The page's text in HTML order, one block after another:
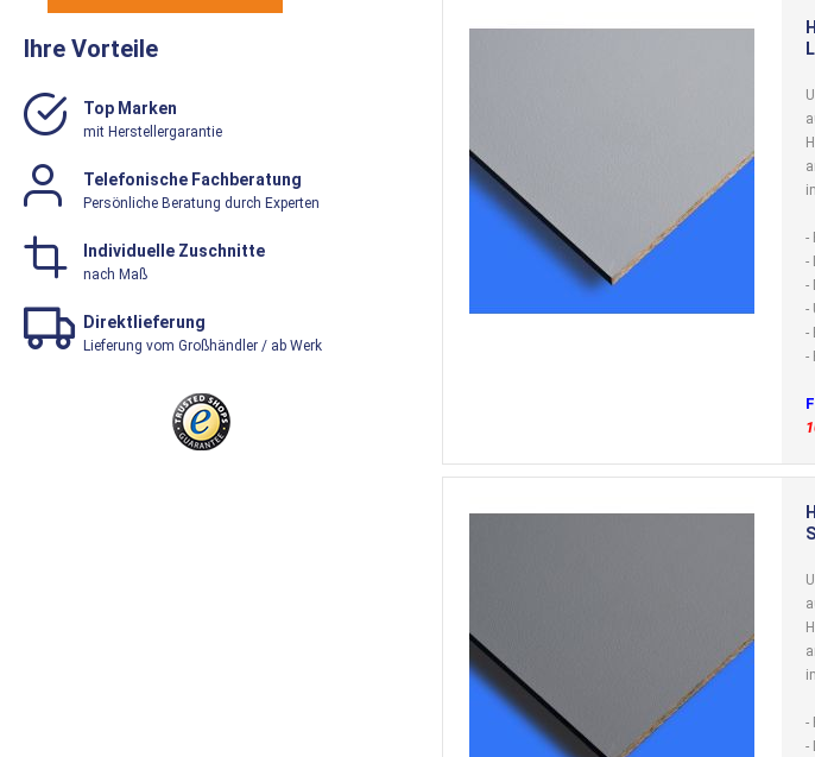
-
-
-
-
-
-
-
-
Ihre Vorteile
Top Marken
mit Herstellergarantie
Telefonische Fachberatung
Persönliche Beratung durch Experten
Individuelle Zuschnitte
nach Maß
Direktlieferung
Lieferung vom Großhändler / ab Werk